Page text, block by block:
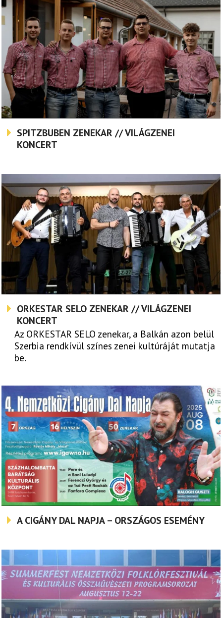
SPITZBUBEN ZENEKAR // VILÁGZENEI
KONCERT
ORKESTAR SELO ZENEKAR // VILÁGZENEI
KONCERT
Az ORKESTAR SELO zenekar, a Balkán azon belül
Szerbia rendkívül színes zenei kultúráját mutatja
be.
A CIGÁNY DAL NAPJA – ORSZÁGOS ESEMÉNY